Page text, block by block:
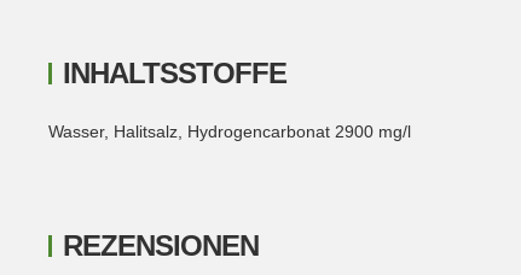
INHALTSSTOFFE
Wasser, Halitsalz, Hydrogencarbonat 2900 mg/l
REZENSIONEN